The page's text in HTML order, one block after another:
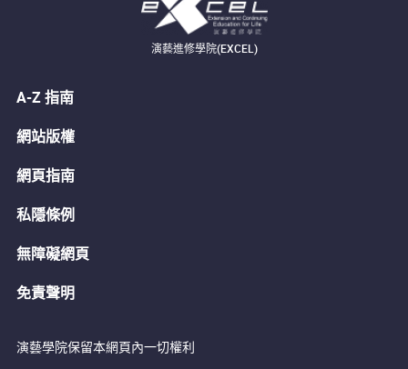
演藝進修學院(EXCEL)
A-Z 指南
網站版權
網頁指南
私隱條例
無障礙網頁
免責聲明
演藝學院保留本網頁內一切權利